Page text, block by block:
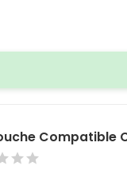
Compatible